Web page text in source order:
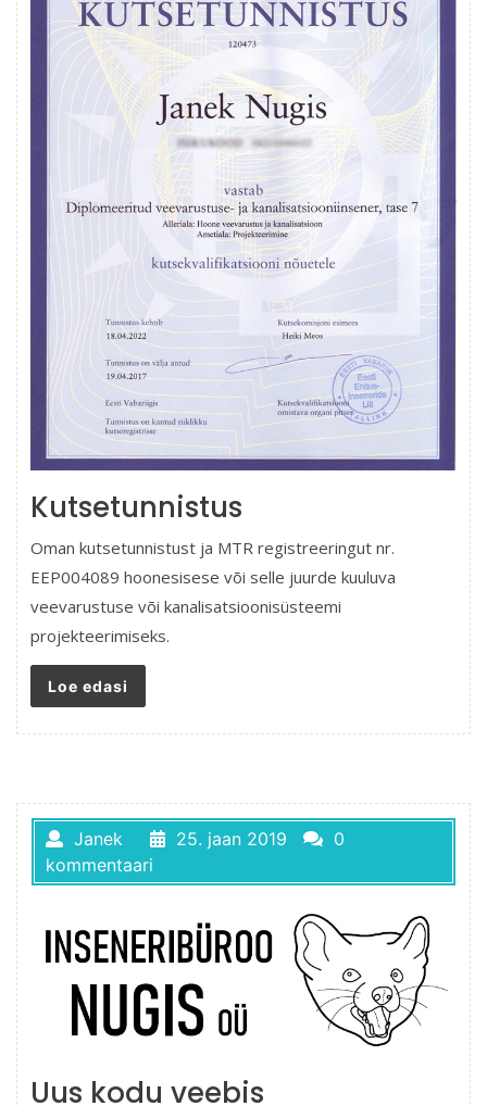
Kutsetunnistus
Oman kutsetunnistust ja MTR registreeringut nr.
EEP004089 hoonesisese või selle juurde kuuluva
veevarustuse või kanalisatsioonisüsteemi
projekteerimiseks.
Loe edasi
Janek 25. jaan 2019
0
kommentaari
Uus kodu veebis